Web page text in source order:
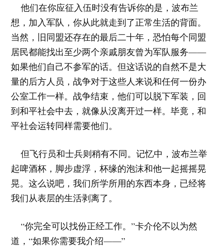
他们在你应征入伍时没有告诉你的是，波布兰
想，加入军队，你从此就走到了正常生活的背面。
当然，旧同盟还存在的最后二十年，恐怕每个同盟
居民都能找出至少两个亲戚朋友曾为军队服务——
如果他们自己不参军的话。但这话说的自然不是大
量的后方人员，战争对于这些人来说和任何一份办
公室工作一样。战争结束，他们可以脱下军装，回
到和平社会中去，就像从没离开过一样。毕竟，和
平社会运转同样需要他们。
但飞行员和士兵则稍有不同。记忆中，波布兰举
起啤酒杯，脚步虚浮，杯缘的泡沫和他一起摇摇晃
晃。这么说吧，我们所学所用的东西本身，已经将
我们从表层的生活剥离了。
“你完全可以找份正经工作。”卡介伦不以为然
道，“如果你需要我介绍——”